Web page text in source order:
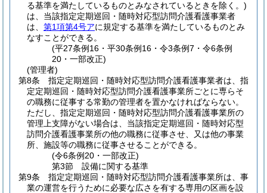
る基準を満たしているものとみなされているときを除く。)
は、当該指定定期巡回・随時対応型訪問介護看護事業者
は、 第1項第4号アに規定する基準を満たしているものとみ
なすことができる。
(平27条例16・平30条例16・令3条例7・令6条例
20・一部改正)
(管理者)
第8条
指定定期巡回・随時対応型訪問介護看護事業者は、指
定定期巡回・随時対応型訪問介護看護事業所ごとに専らそ
の職務に従事する常勤の管理者を置かなければならない。
ただし、指定定期巡回・随時対応型訪問介護看護事業所の
管理上支障がない場合は、当該指定定期巡回・随時対応型
訪問介護看護事業所の他の職務に従事させ、又は他の事業
所、施設等の職務に従事させることができる。
(令6条例20・一部改正)
第3節
設備に関する基準
第9条
指定定期巡回・随時対応型訪問介護看護事業所は、事
業の運営を行うために必要な広さを有する専用の区画を設